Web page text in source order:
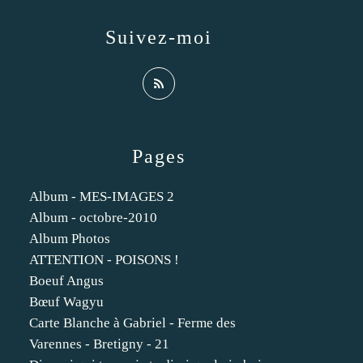
Pages
Album - MES-IMAGES 2
Album - octobre-2010
Album Photos
ATTENTION - POISONS !
Boeuf Angus
Bœuf Wagyu
Carte Blanche à Gabriel - Ferme des
Varennes - Bretigny - 21
Suivez-moi